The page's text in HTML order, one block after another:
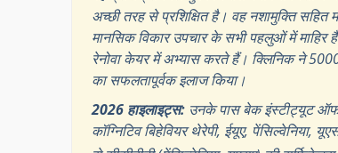
अच्छी तरह से प्रशिक्षित है। वह नशामुक्ति सहित
मानसिक विकार उपचार के सभी पहलुओं में माहिर
रेनोवा केयर में अभ्यास करते हैं। क्लिनिक ने
का सफलतापूर्वक इलाज किया।
2026 हाइलाइट्स: उनके पास बेक इंस्टीट्यूट
कॉग्निटिव बिहेवियर थेरेपी, ईयूए, पेंसिल्वेनिया,